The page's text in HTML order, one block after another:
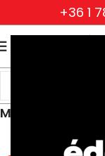
+36 1
Eszköz és Intim
Menstruációs